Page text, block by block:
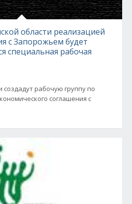
области реализацией
с Запорожьем будет
специальная рабочая
создадут рабочую группу по
соглашения с